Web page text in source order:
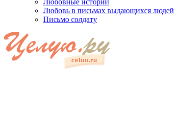
Любовные истории
Любовь в письмах выдающихся людей
Письмо солдату